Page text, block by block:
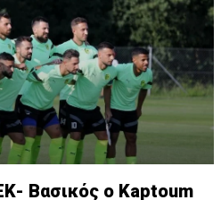
, Κωνσταντή (65' Sol),
(65' Milicevic).
Tomovic, Καψής, Sol,
Pons, Εγγλέζου, Facundo,
Kovacs, Navratil, Raul, Szor,
Czekus, Ilievski,
Βασικός ο Kaptoum